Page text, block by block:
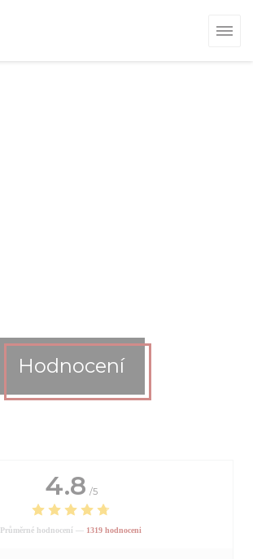
Hodnocení
4.8 /5
Průměrné hodnocení — 1319 hodnoceni